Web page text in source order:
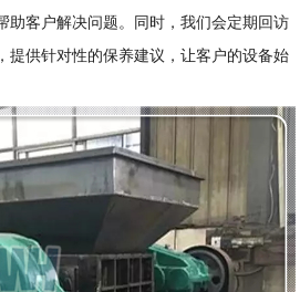
助客户解决问题。同时，我们会定期回访
提供针对性的保养建议，让客户的设备始